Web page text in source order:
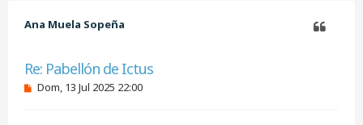
Ana Muela Sopeña
Re: Pabellón de Ictus
M
Dom, 13 Jul 2025 22:00